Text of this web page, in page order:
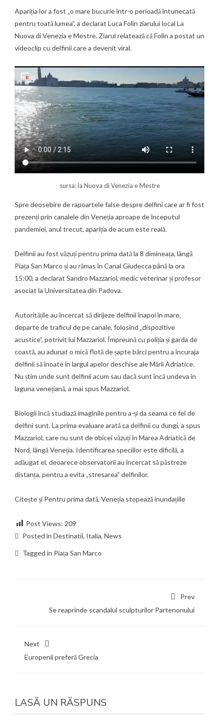
Apariția lor a fost „o mare bucurie într-o perioadă întunecată
pentru toată lumea”, a declarat Luca Folin ziarului local La
Nuova di Venezia e Mestre. Ziarul relatează că Folin a postat un
videoclip cu delfinii care a devenit viral.
sursa: la Nuova di Venezia e Mestre
Spre deosebire de rapoartele false despre delfini care ar fi fost
prezenți prin canalele din Veneția aproape de începutul
pandemiei, anul trecut, apariția de acum este reală.
Delfinii au fost văzuți pentru prima dată la 8 dimineața, lângă
Piața San Marco și au rămas în Canal Giudecca până la ora
15:00, a declarat Sandro Mazzariol, medic veterinar și profesor
asociat la Universitatea din Padova.
Autoritățile au încercat să dirijeze delfinii înapoi în mare,
departe de traficul de pe canale, folosind „dispozitive
acustice”, potrivit lui Mazzariol. Împreună cu poliția și garda de
coastă, au adunat o mică flotă de șapte bărci pentru a încuraja
delfinii să înoate în largul apelor deschise ale Mării Adriatice.
Nu știm unde sunt delfinii acum sau dacă sunt încă undeva în
laguna venețiană, a mai spus Mazzariol.
Biologii încă studiază imaginile pentru a-și da seama ce fel de
delfini sunt. La prima evaluare arată ca delfinii cu dungi, a spus
Mazzariol, care nu sunt de obicei văzuți în Marea Adriatică de
Nord, lângă Veneția. Identificarea speciilor este dificilă, a
adăugat el, deoarece observatorii au încercat să păstreze
distanța, pentru a evita „stresarea” delfinilor.
Citește și Pentru prima dată, Veneția stopează inundațiile
Post Views: 209
Posted in Destinatii, Italia, News
Tagged in Piața San Marco
Prev
Se reaprinde scandalul sculpturilor Partenonului
Next
Europenii preferă Grecia
LASĂ UN RĂSPUNS